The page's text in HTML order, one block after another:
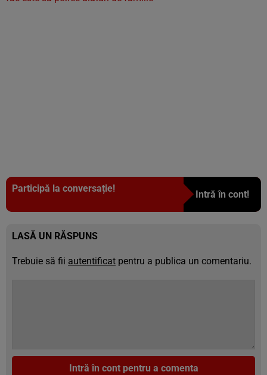
Participă la conversație!
Intră în cont!
LASĂ UN RĂSPUNS
Trebuie să fii autentificat pentru a publica un comentariu.
Intră în cont pentru a comenta